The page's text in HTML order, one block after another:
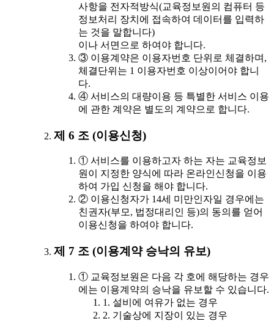
사항을 전자적방식(교육정보원의 컴퓨터 등
정보처리 장치에 접속하여 데이터를 입력하
는 것을 말합니다)
이나 서면으로 하여야 합니다.
③ 이용계약은 이용자번호 단위로 체결하며,
체결단위는 1 이용자번호 이상이어야 합니
다.
④ 서비스의 대량이용 등 특별한 서비스 이용
에 관한 계약은 별도의 계약으로 합니다.
제 6 조 (이용신청)
① 서비스를 이용하고자 하는 자는 교육정보
원이 지정한 양식에 따라 온라인신청을 이용
하여 가입 신청을 해야 합니다.
② 이용신청자가 14세 미만인자일 경우에는
친권자(부모, 법정대리인 등)의 동의를 얻어
이용신청을 하여야 합니다.
제 7 조 (이용계약 승낙의 유보)
① 교육정보원은 다음 각 호에 해당하는 경우
에는 이용계약의 승낙을 유보할 수 있습니다.
1. 설비에 여유가 없는 경우
2. 기술상에 지장이 있는 경우